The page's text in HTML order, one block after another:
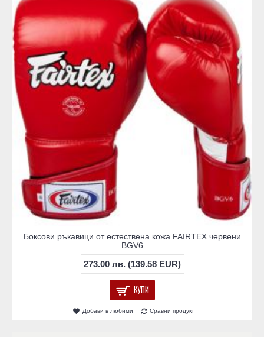
Боксови ръкавици от естествена кожа FAIRTEX червени
BGV6
273.00 лв. (139.58 EUR)
КУПИ
Добави в любими Сравни продукт